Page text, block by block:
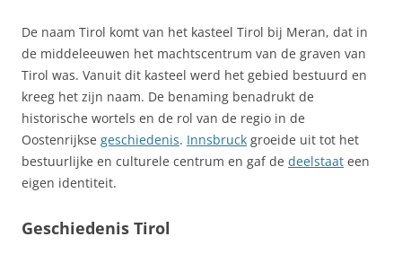
De naam Tirol komt van het kasteel Tirol bij Meran, dat in
de middeleeuwen het machtscentrum van de graven van
Tirol was. Vanuit dit kasteel werd het gebied bestuurd en
kreeg het zijn naam. De benaming benadrukt de
historische wortels en de rol van de regio in de
Oostenrijkse geschiedenis. Innsbruck groeide uit tot het
bestuurlijke en culturele centrum en gaf de deelstaat een
eigen identiteit.
Geschiedenis Tirol